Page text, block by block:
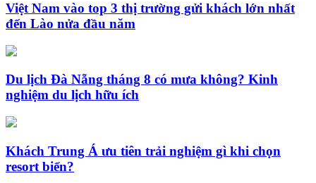
Việt Nam vào top 3 thị trường gửi khách lớn nhất
đến Lào nửa đầu năm
Du lịch Đà Nẵng tháng 8 có mưa không? Kinh
nghiệm du lịch hữu ích
Khách Trung Á ưu tiên trải nghiệm gì khi chọn
resort biển?